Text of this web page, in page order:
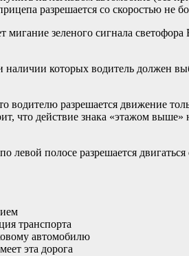
разрешается со скоростью не
зеленого сигнала светофора
которых водитель должен
разрешается движение
действие знака «этажом выше»
левой полосе разрешается
транспорта
автомобилю
эта дорога